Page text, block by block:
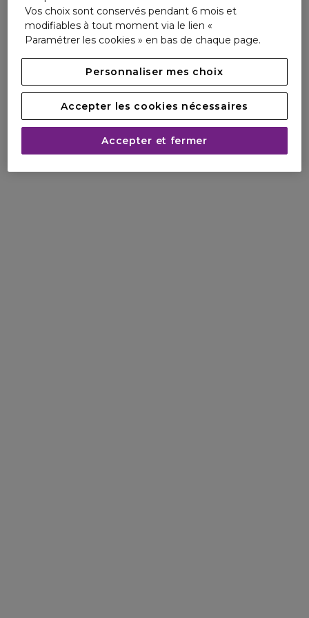
Vos choix sont conservés pendant 6 mois et
modifiables à tout moment via le lien «
Paramétrer les cookies » en bas de chaque page.
Personnaliser mes choix
Accepter les cookies nécessaires
Accepter et fermer